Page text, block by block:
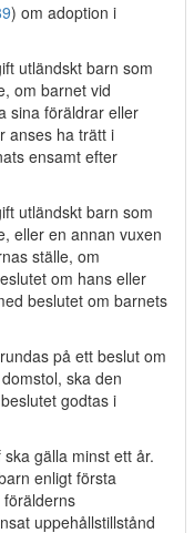
) om adoption i
utländskt barn som
om barnet vid
sina föräldrar eller
anses ha trätt i
ensamt efter
utländskt barn som
eller en annan vuxen
ställe, om
om hans eller
beslutet om barnets
på ett beslut om
ska den
godtas i
gälla minst ett år.
enligt första
uppehållstillstånd